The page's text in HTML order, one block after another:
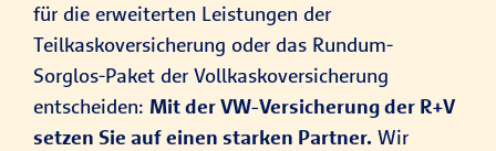
für die erweiterten Leistungen der
Teilkaskoversicherung oder das Rundum-
Sorglos-Paket der Vollkaskoversicherung
entscheiden: Mit der VW-Versicherung der R+V
setzen Sie auf einen starken Partner. Wir